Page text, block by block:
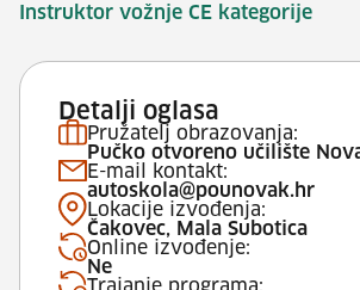
Instruktor vožnje CE kategorije
Detalji oglasa
Pružatelj obrazovanja:
Pučko otvoreno učilište
E-mail kontakt:
autoskola@pounovak.hr
Lokacije izvođenja:
Čakovec, Mala Subotica
Online izvođenje:
Ne